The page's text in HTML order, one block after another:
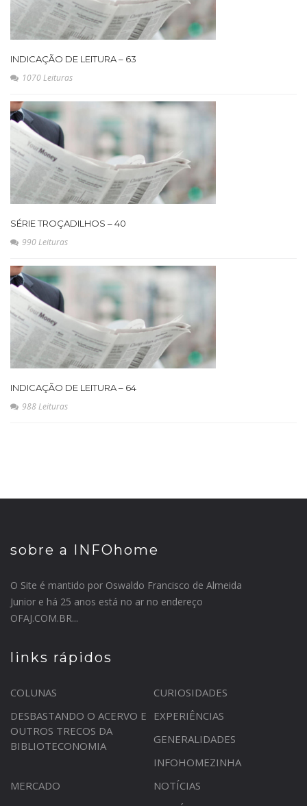
INDICAÇÃO DE LEITURA – 63
1070 Leituras
SÉRIE TROÇADILHOS – 40
990 Leituras
INDICAÇÃO DE LEITURA – 64
988 Leituras
sobre a INFOhome
O Site é mantido por Oswaldo Francisco de Almeida
Junior e há 25 anos está no ar no endereço
OFAJ.COM.BR...
links rápidos
COLUNAS
CURIOSIDADES
DESBASTANDO O ACERVO E
OUTROS TRECOS DA
BIBLIOTECONOMIA
EXPERIÊNCIAS
GENERALIDADES
INFOHOMEZINHA
MERCADO
NOTÍCIAS